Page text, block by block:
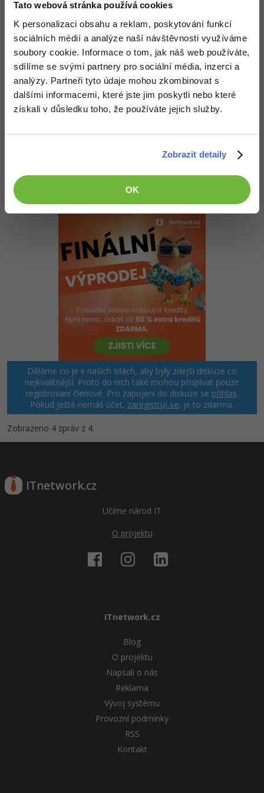
Tato webová stránka používá cookies
K personalizaci obsahu a reklam, poskytování funkcí
sociálních médií a analýze naší návštěvnosti využíváme
soubory cookie. Informace o tom, jak náš web používáte,
sdílíme se svými partnery pro sociální média, inzerci a
analýzy. Partneři tyto údaje mohou zkombinovat s
dalšími informacemi, které jste jim poskytli nebo které
získali v důsledku toho, že používáte jejich služby.
Zobrazit detaily
OK
Marketing -30%
WordPress
SEO -30%
UX
Copywriting -30%
MS Office
Google Dokumenty
Time management
Windows
Linux
Kybernetická bezpečnost
Elektronický podpis
Fórum
Adobe Illustrator -80%
Adobe Lightroom -30%
Adobe XD -15%
Adobe InDesign -25%
Inkscape
Fotografování -80%
Ostatní
Fórum
Kariéra
Pro firmy
Akceptované řešení
+20 Zkušeností
+2,50 Kč
Odpovědět
z netbeans tabulky s automaticky vyplnovanym indexem a musím
Odpovědět
Děláme co je v našich silách, aby byly zdejší diskuze co
nejkvalitnější. Proto do nich také mohou přispívat pouze
registrovaní členové. Pro zapojení do diskuze se přihlas.
Pokud ještě nemáš účet, zaregistruj se, je to zdarma.
Zobrazeno 4 zpráv z 4.
ITnetwork.cz
Učíme národ IT
O projektu
ITnetwork.cz
Blog
O projektu
Napsali o nás
Reklama
Vývoj systému
Provozní podmínky
RSS
Kontakt